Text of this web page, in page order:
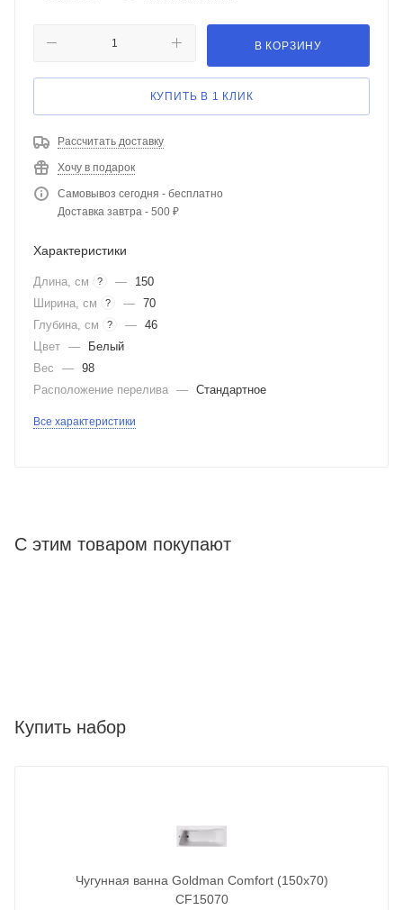
В КОРЗИНУ
КУПИТЬ В 1 КЛИК
Рассчитать доставку
Хочу в подарок
Самовывоз сегодня - бесплатно
Доставка завтра - 500 ₽
Характеристики
Длина, см ? —
150
Ширина, см
? — 70
Глубина, см
? — 46
Цвет —
Белый
Вес
— 98
Расположение перелива — Стандартное
Все характеристики
С этим товаром покупают
Купить набор
Чугунная ванна Goldman Comfort (150x70)
CF15070